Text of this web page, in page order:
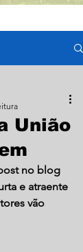
União
no blog
e atraente
vão